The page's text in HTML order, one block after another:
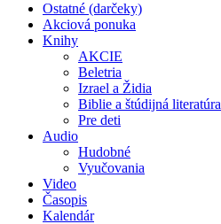
Ostatné (darčeky)
Akciová ponuka
Knihy
AKCIE
Beletria
Izrael a Židia
Biblie a štúdijná literatúra
Pre deti
Audio
Hudobné
Vyučovania
Video
Časopis
Kalendár